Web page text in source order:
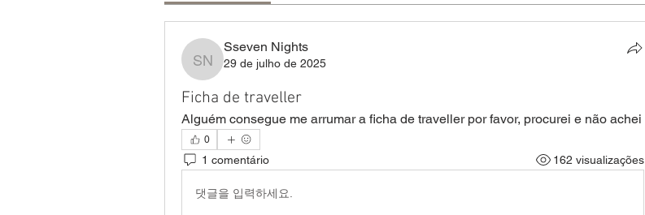
Sseven Nights
Sseven Nights
29 de julho de 2025
Ficha de traveller
Alguém consegue me arrumar a ficha de traveller por favor, procurei e não achei
0
1 comentário 162 visualizações
댓글을 입력하세요.